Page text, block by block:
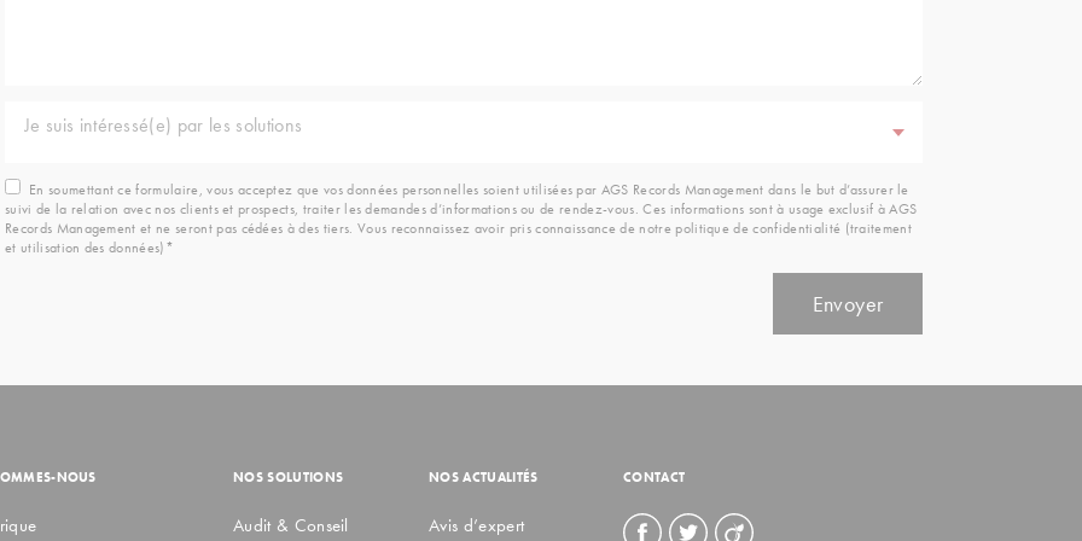
Je suis intéressé(e) par les solutions
En soumettant ce formulaire, vous acceptez que vos données personnelles soient utilisées par AGS Records Management dans le but d’assurer le
suivi de la relation avec nos clients et prospects, traiter les demandes d’informations ou de rendez-vous. Ces informations sont à usage exclusif à AGS
Records Management et ne seront pas cédées à des tiers. Vous reconnaissez avoir pris connaissance de notre politique de confidentialité (traitement
et utilisation des données)*
NOUS NOS SOLUTIONS
Audit & Conseil
NOS ACTUALITÉS
Avis d’expert
CONTACT